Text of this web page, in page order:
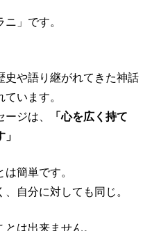
」です。
史や語り継がれてきた神話
います。
ジは、
「心を広く持て
簡単です。
自分に対しても同じ。
は出来ません。